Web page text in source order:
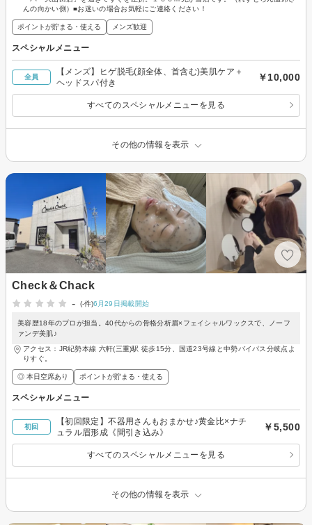
んの向かい側）■お迷いの場合お気軽にご連絡ください！
ポイントが貯まる・使える メンズ歓迎
スペシャルメニュー
全員
【メンズ】ヒゲ脱毛(顔全体、首含む)美肌ケア＋
ヘッドスパ付き
￥10,000
すべてのスペシャルメニューを見る
その他の情報を表示
Check＆Chack
-
(-件)6月29日掲載開始
美容歴18年のプロが担当。40代からの骨格分析眉×フェイシャルワックスで、ノーフ
ァンデ美肌♪
アクセス：JR紀勢本線 六軒(三重)駅 徒歩15分、国道23号線と中勢バイパス分岐点よ
りすぐ。
◎ 本日空席あり ポイントが貯まる・使える
スペシャルメニュー
初回
【初回限定】不器用さんもおまかせ♪黄金比×ナチ
ュラル眉形成《間引き込み》
￥5,500
すべてのスペシャルメニューを見る
その他の情報を表示